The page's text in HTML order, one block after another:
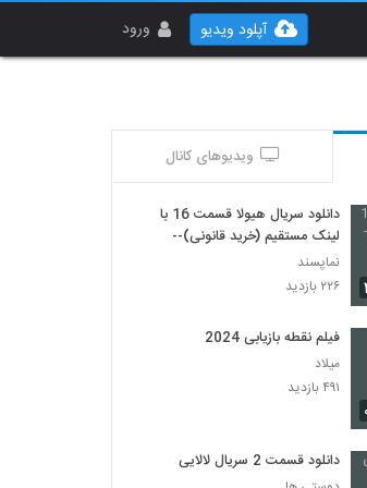
ورود آپلود ویدیو
ویدیوهای کانال
دانلود سریال هیولا قسمت 16 با
لینک مستقیم (خرید قانونی)--
نماپسند
۲۲۶ بازدید
فیلم نقطه بازیابی 2024
میلاد
۴۹۱ بازدید
دانلود قسمت 2 سریال لالایی